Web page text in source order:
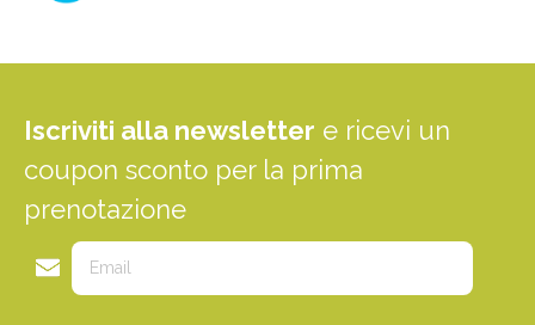
Iscriviti alla newsletter e ricevi un
coupon sconto per la prima
prenotazione